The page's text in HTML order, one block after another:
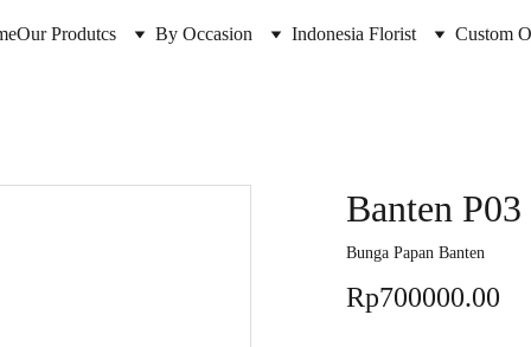
Our Produtcs By Occasion Indonesia Florist Custom
Banten P03
Bunga Papan Banten
Rp700000.00